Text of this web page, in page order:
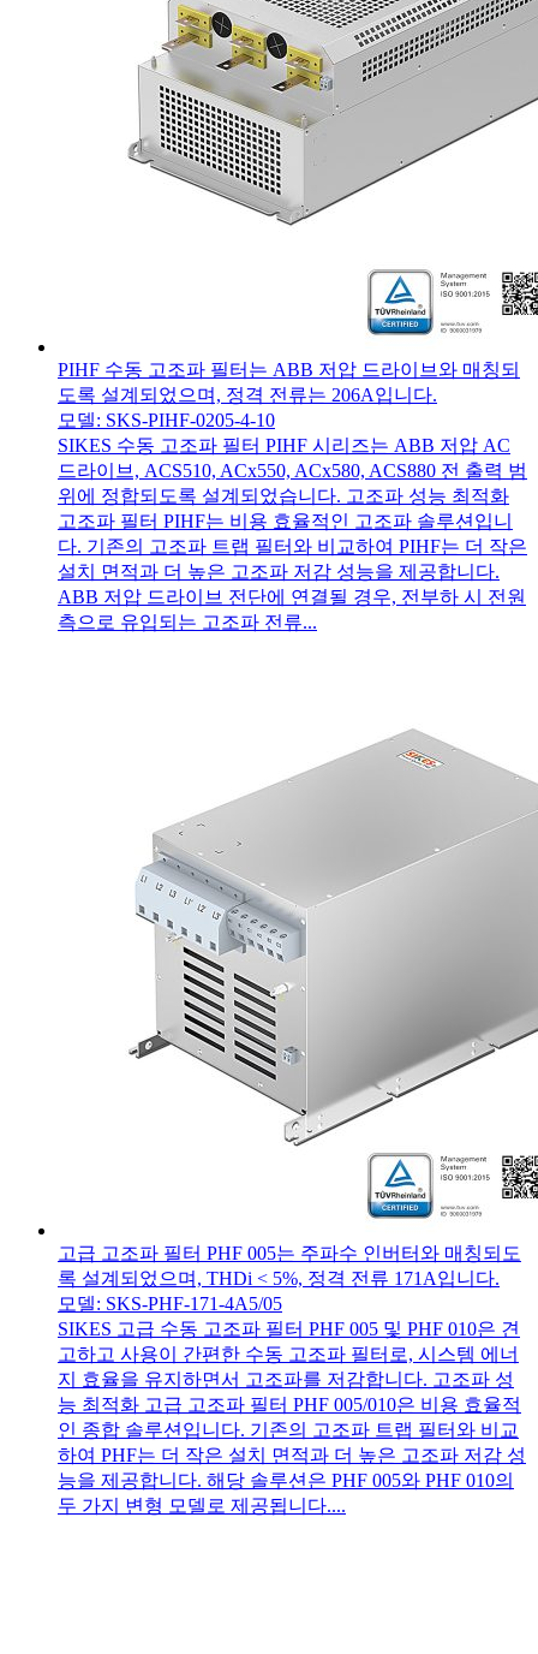
PIHF 수동 고조파 필터는 ABB 저압 드라이브와 매칭되
도록 설계되었으며, 정격 전류는 206A입니다.
모델: SKS-PIHF-0205-4-10
SIKES 수동 고조파 필터 PIHF 시리즈는 ABB 저압 AC
드라이브, ACS510, ACx550, ACx580, ACS880 전 출력 범
위에 정합되도록 설계되었습니다. 고조파 성능 최적화
고조파 필터 PIHF는 비용 효율적인 고조파 솔루션입니
다. 기존의 고조파 트랩 필터와 비교하여 PIHF는 더 작은
설치 면적과 더 높은 고조파 저감 성능을 제공합니다.
ABB 저압 드라이브 전단에 연결될 경우, 전부하 시 전원
측으로 유입되는 고조파 전류...
고급 고조파 필터 PHF 005는 주파수 인버터와 매칭되도
록 설계되었으며, THDi < 5%, 정격 전류 171A입니다.
모델: SKS-PHF-171-4A5/05
SIKES 고급 수동 고조파 필터 PHF 005 및 PHF 010은 견
고하고 사용이 간편한 수동 고조파 필터로, 시스템 에너
지 효율을 유지하면서 고조파를 저감합니다. 고조파 성
능 최적화 고급 고조파 필터 PHF 005/010은 비용 효율적
인 종합 솔루션입니다. 기존의 고조파 트랩 필터와 비교
하여 PHF는 더 작은 설치 면적과 더 높은 고조파 저감 성
능을 제공합니다. 해당 솔루션은 PHF 005와 PHF 010의
두 가지 변형 모델로 제공됩니다....